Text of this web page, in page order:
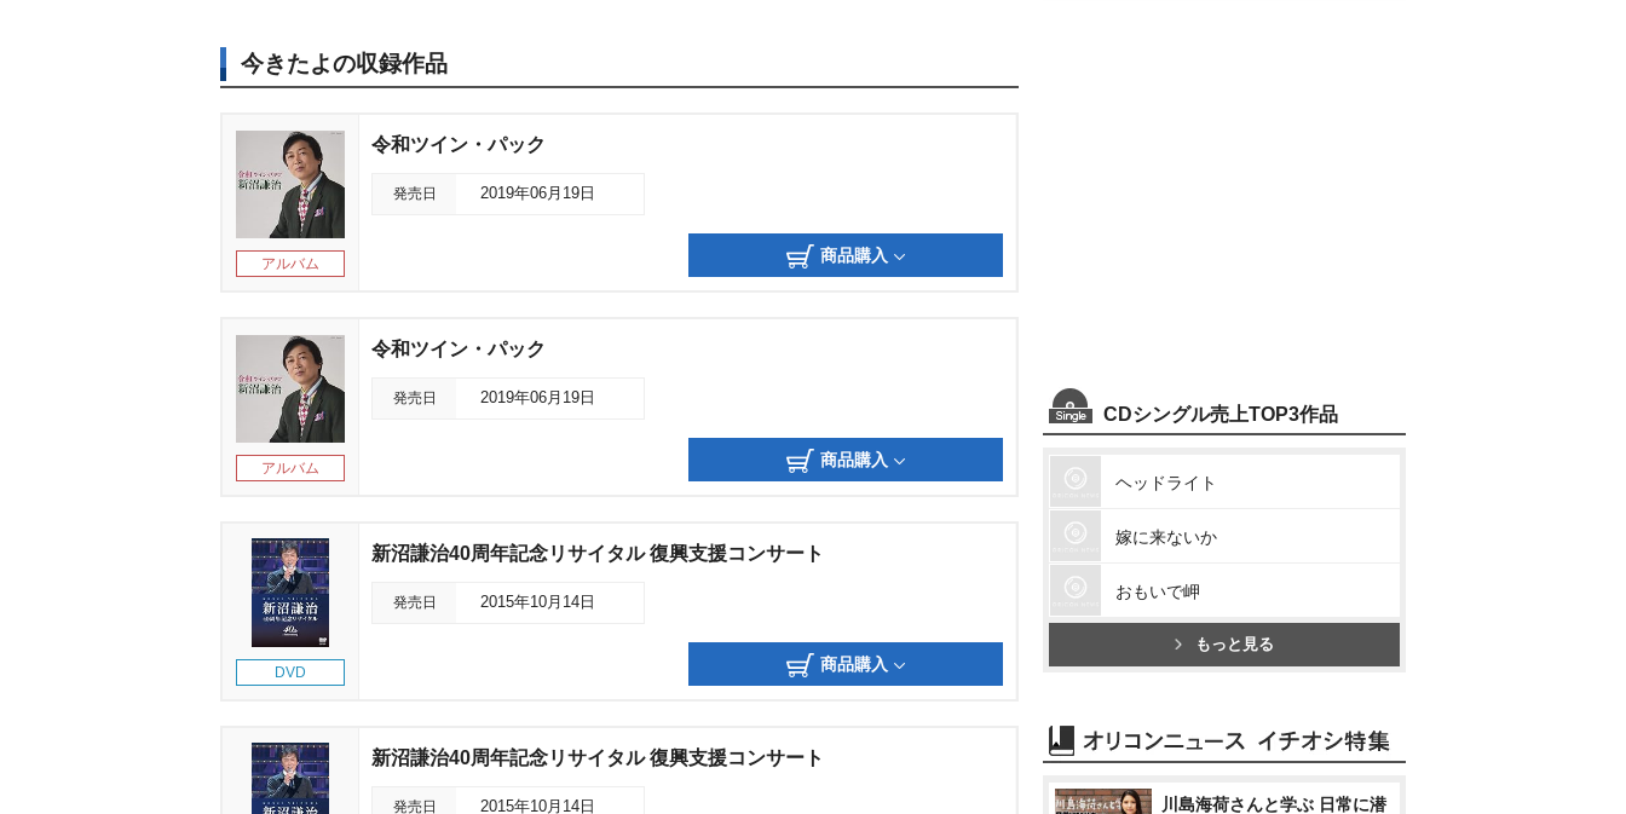
今きたよの収録作品
アルバム
令和ツイン・パック
発売日 2019年06月19日
商品購入
アルバム
令和ツイン・パック
発売日 2019年06月19日
商品購入
DVD
新沼謙治40周年記念リサイタル 復興支援コンサート
発売日 2015年10月14日
商品購入
新沼謙治40周年記念リサイタル 復興支援コンサート
発売日 2015年10月14日
CDシングル売上TOP3作品
ヘッドライト
嫁に来ないか
おもいで岬
もっと見る
川島海荷さんと学ぶ 日常に潜